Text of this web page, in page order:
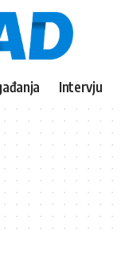
Intervju